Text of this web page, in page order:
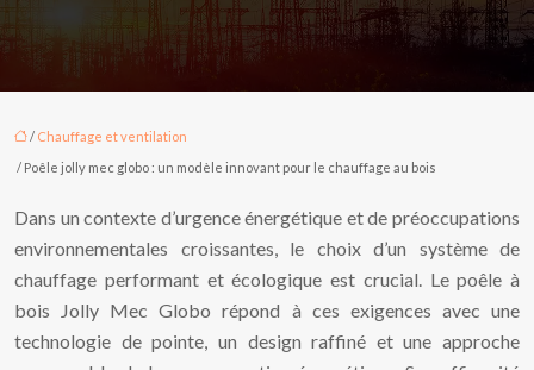
/ Chauffage et ventilation
/ Poêle jolly mec globo : un modèle innovant pour le chauffage au bois
Dans un contexte d’urgence énergétique et de préoccupations
environnementales croissantes, le choix d’un système de
chauffage performant et écologique est crucial. Le poêle à
bois Jolly Mec Globo répond à ces exigences avec une
technologie de pointe, un design raffiné et une approche